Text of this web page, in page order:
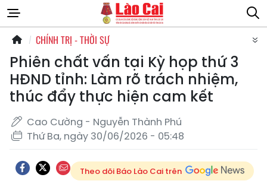
CHÍNH TRỊ - THỜI SỰ
Phiên chất vấn tại Kỳ họp thứ 3
HĐND tỉnh: Làm rõ trách nhiệm,
thúc đẩy thực hiện cam kết
Cao Cường - Nguyễn Thành Phú
Thứ Ba, ngày 30/06/2026 - 05:48
Theo dõi Báo Lào Cai trên